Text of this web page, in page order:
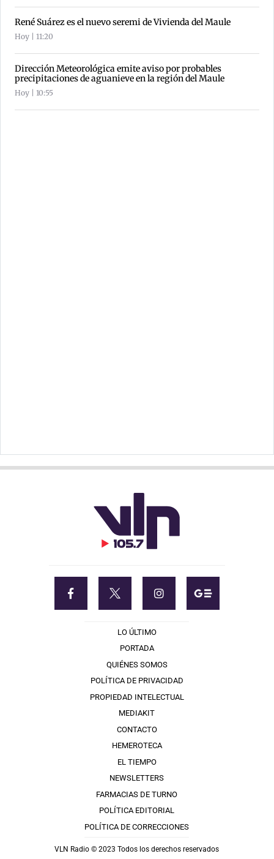
René Suárez es el nuevo seremi de Vivienda del Maule
Hoy | 11:20
Dirección Meteorológica emite aviso por probables
precipitaciones de aguanieve en la región del Maule
Hoy | 10:55
LO ÚLTIMO
PORTADA
QUIÉNES SOMOS
POLÍTICA DE PRIVACIDAD
PROPIEDAD INTELECTUAL
MEDIAKIT
CONTACTO
HEMEROTECA
EL TIEMPO
NEWSLETTERS
FARMACIAS DE TURNO
POLÍTICA EDITORIAL
POLÍTICA DE CORRECCIONES
VLN Radio © 2023 Todos los derechos reservados